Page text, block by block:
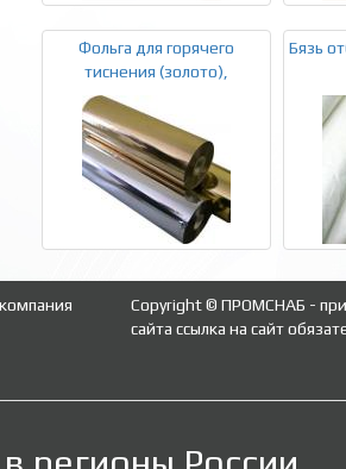
Фольга для горячего
тиснения (золото),
Бязь
Copyright © ПРОМСНАБ - при
сайта ссылка на сайт